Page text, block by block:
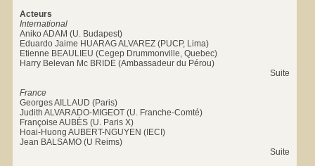
Acteurs
International
Aniko ADAM (U. Budapest)
Eduardo Jaime HUARAG ALVAREZ (PUCP, Lima)
Etienne BEAULIEU (Cegep Drummonville, Quebec)
Harry Belevan Mc BRIDE (Ambassadeur du Pérou)
Suite
France
Georges AILLAUD (Paris)
Judith ALVARADO-MIGEOT (U. Franche-Comté)
Françoise AUBÈS (U. Paris X)
Hoai-Huong AUBERT-NGUYEN (IECI)
Jean BALSAMO (U Reims)
Suite